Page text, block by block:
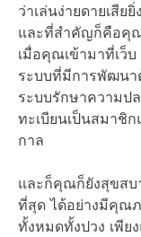
ว่าเล่นง่ายดายเสีย
และที่สำคัญก็คือคุณ
เมื่อคุณเข้ามาที่เว็
ระบบที่มีการพัฒนา
ระบบรักษาความป
ทะเบียนเป็นสมาชิ
กาล
และก็คุณก็ยังสุขสบ
ที่สุด ได้อย่างมีคุณภ
ทั้งหมดทั้งปวง เพีย